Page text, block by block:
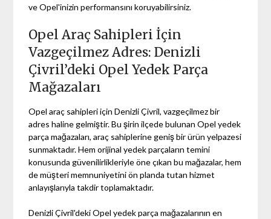
ve Opel'inizin performansını koruyabilirsiniz.
Opel Araç Sahipleri İçin
Vazgeçilmez Adres: Denizli
Çivril’deki Opel Yedek Parça
Mağazaları
Opel araç sahipleri için Denizli Çivril, vazgeçilmez bir
adres haline gelmiştir. Bu şirin ilçede bulunan Opel yedek
parça mağazaları, araç sahiplerine geniş bir ürün yelpazesi
sunmaktadır. Hem orijinal yedek parçaların temini
konusunda güvenilirlikleriyle öne çıkan bu mağazalar, hem
de müşteri memnuniyetini ön planda tutan hizmet
anlayışlarıyla takdir toplamaktadır.
Denizli Çivril'deki Opel yedek parça mağazalarının en